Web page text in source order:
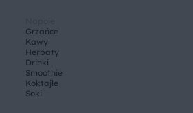
Grzańce
Kawy
Herbaty
Drinki
Smoothie
Koktajle
Soki